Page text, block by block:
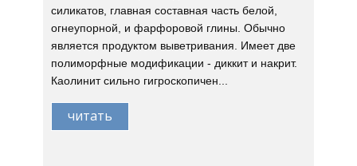
силикатов, главная составная часть белой,
огнеупорной, и фарфоровой глины. Обычно
является продуктом выветривания. Имеет две
полиморфные модификации - диккит и накрит.
Каолинит сильно гигроскопичен...
читать